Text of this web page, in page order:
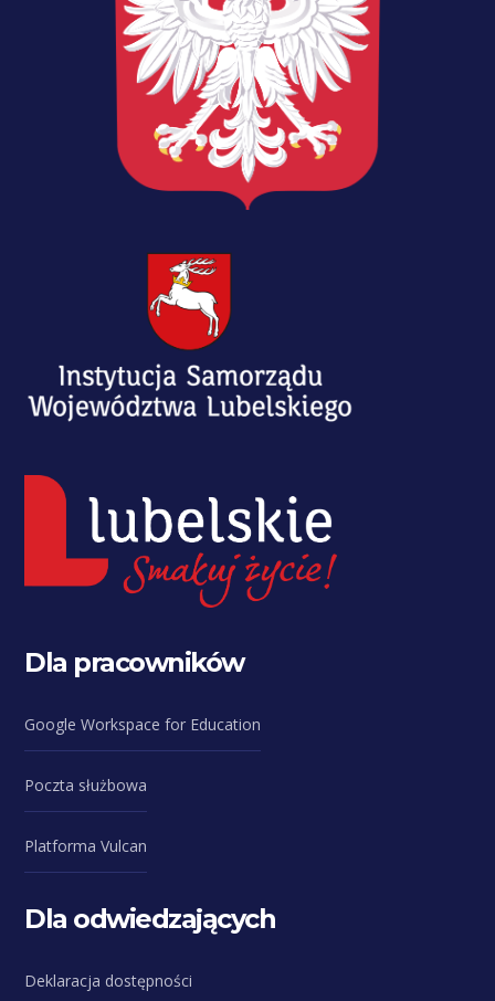
Dla pracowników
Google Workspace for Education
Poczta służbowa
Platforma Vulcan
Dla odwiedzających
Deklaracja dostępności